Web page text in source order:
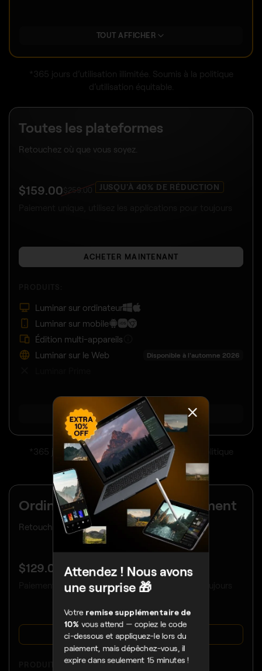
Ordinateur de bureau uniquement
Retouche limitée à votre ordinateur de bureau.
$129.00
Paiement unique, utilisez les applications pour toujours
ACHETER MAINTENANT
TOUT AFFICHER
*365 jours d’utilisation illimitée. Soumis à la politique
d’utilisation équitable.
Toutes les plateformes
Retouchez où que vous soyez.
$159.00 259.00 JUSQU'À 40% DE RÉDUCTION
ACHETER MAINTENANT
Luminar sur ordinateur
Luminar sur mobile
Édition multi-appareils
Luminar sur le Web
Disponible à l'automne 2026
TOUT AFFICHER
*365 jours d’utilisation illimitée. Soumis à la politique
d’utilisation équitable.
Attendez ! Nous avons
une surprise 🎁
Votreremise supplémentaire de
10%vous attend — copiez le code
ci-dessous et appliquez-le lors du
paiement, mais dépêchez-vous, il
expire dans seulement 15 minutes !